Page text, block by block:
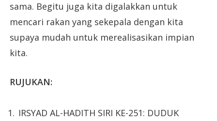
sama. Begitu juga kita digalakkan untuk
mencari rakan yang sekepala dengan kita
supaya mudah untuk merealisasikan impian
kita.
RUJUKAN:
IRSYAD AL-HADITH SIRI KE-251: DUDUK